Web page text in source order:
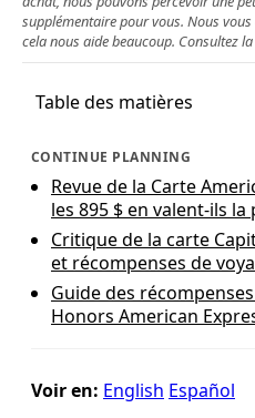
supplémentaire pour vous. Nous
cela nous aide beaucoup. Consultez la
Table des matières
CONTINUE PLANNING
Revue de la Carte
les 895 $ en valent‑ils la
Critique de la carte
et récompenses de
Guide des
Honors American
Voir en: English Español